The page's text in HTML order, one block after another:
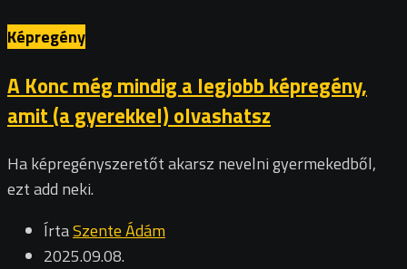
Képregény
A Konc még mindig a legjobb képregény,
amit (a gyerekkel) olvashatsz
Ha képregényszeretőt akarsz nevelni gyermekedből,
ezt add neki.
ÍrtaSzente Ádám
2025.09.08.